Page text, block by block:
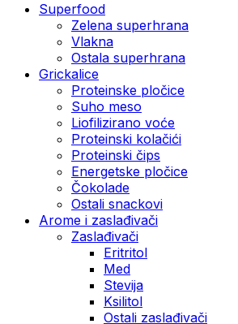
Superfood
Zelena superhrana
Vlakna
Ostala superhrana
Grickalice
Proteinske pločice
Suho meso
Liofilizirano voće
Proteinski kolačići
Proteinski čips
Energetske pločice
Čokolade
Ostali snackovi
Arome i zaslađivači
Zaslađivači
Eritritol
Med
Stevija
Ksilitol
Ostali zaslađivači